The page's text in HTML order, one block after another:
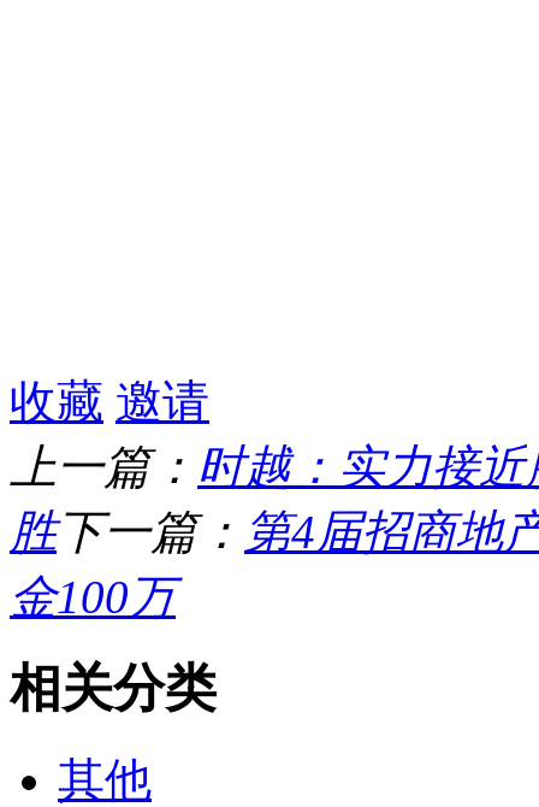
收藏 邀请
上一篇： 时越：实力接
胜下一篇： 第4届招商地
金100万
相关分类
其他